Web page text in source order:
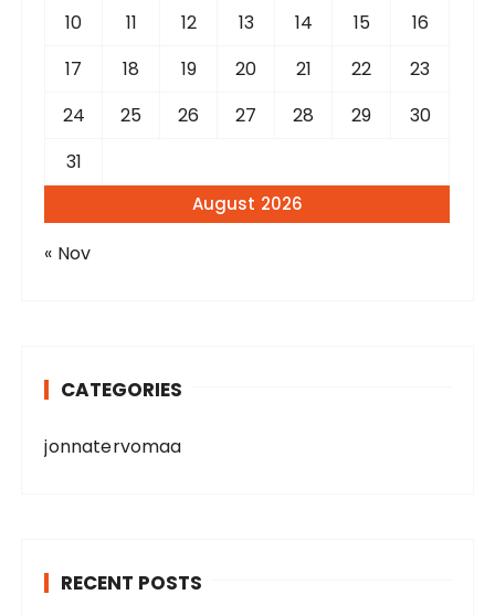
August 2026
10
11 12 13 14 15
16
17
18 19 20 21 22
23
24
25 26 27 28 29
30
31
« Nov
CATEGORIES
jonnatervomaa
RECENT POSTS